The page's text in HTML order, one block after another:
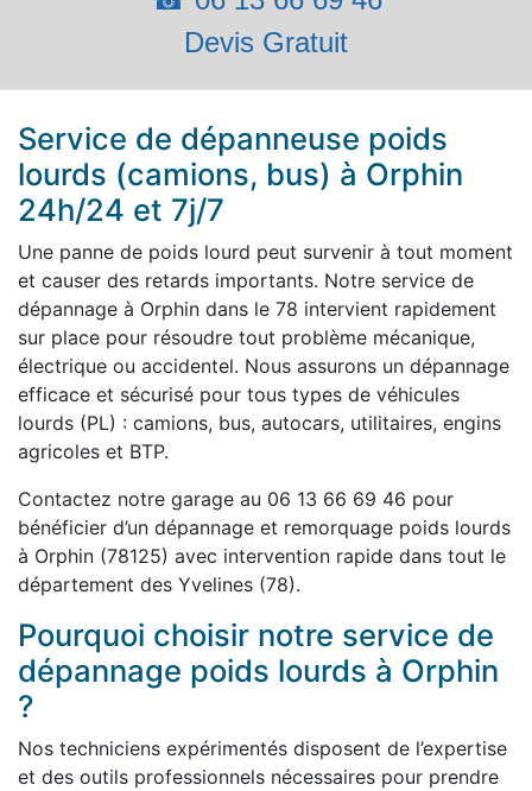
Devis Gratuit
Service de dépanneuse poids
lourds (camions, bus) à Orphin
24h/24 et 7j/7
Une panne de poids lourd peut survenir à tout moment
et causer des retards importants. Notre service de
dépannage à Orphin dans le 78 intervient rapidement
sur place pour résoudre tout problème mécanique,
électrique ou accidentel. Nous assurons un dépannage
efficace et sécurisé pour tous types de véhicules
lourds (PL) : camions, bus, autocars, utilitaires, engins
agricoles et BTP.
Contactez notre garage au 06 13 66 69 46 pour
bénéficier d’un dépannage et remorquage poids lourds
à Orphin (78125) avec intervention rapide dans tout le
département des Yvelines (78).
Pourquoi choisir notre service de
dépannage poids lourds à Orphin
?
Nos techniciens expérimentés disposent de l’expertise
et des outils professionnels nécessaires pour prendre